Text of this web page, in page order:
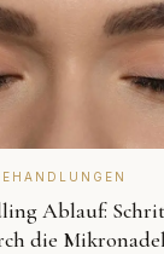
Ablauf:
die